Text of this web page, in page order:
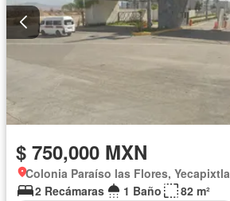
$ 750,000 MXN
Colonia Paraíso las Flores, Yecapixtla
2 Recámaras
1 Baño
82 m²